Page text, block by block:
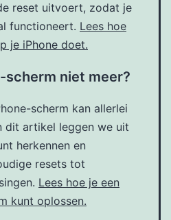
reset uitvoert, zodat je
functioneert. Lees hoe
je iPhone doet.
scherm niet meer?
scherm kan allerlei
dit artikel leggen we uit
herkennen en
resets tot
Lees hoe je een
kunt oplossen.